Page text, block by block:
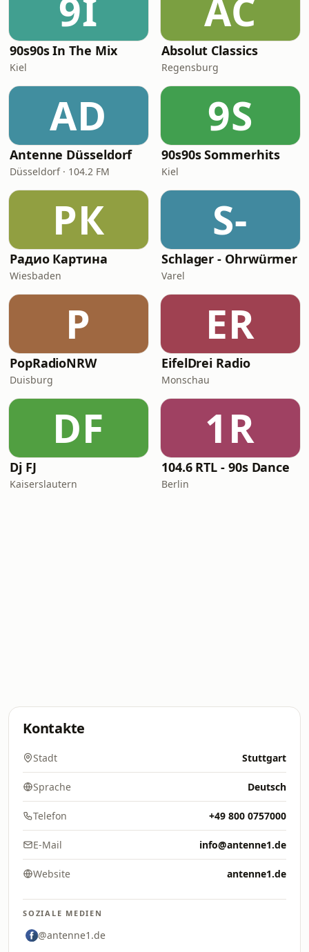
9I
90s90s In The Mix
Kiel
AC
Absolut Classics
Regensburg
AD
Antenne Düsseldorf
Düsseldorf · 104.2 FM
9S
90s90s Sommerhits
Kiel
РК
Радио Картина
Wiesbaden
S-
Schlager - Ohrwürmer
Varel
P
PopRadioNRW
Duisburg
ER
EifelDrei Radio
Monschau
DF
Dj FJ
Kaiserslautern
1R
104.6 RTL - 90s Dance
Berlin
Kontakte
Stadt Stuttgart
Sprache Deutsch
Telefon +49 800 0757000
E-Mail info@antenne1.de
Website antenne1.de
SOZIALE MEDIEN
@antenne1.de